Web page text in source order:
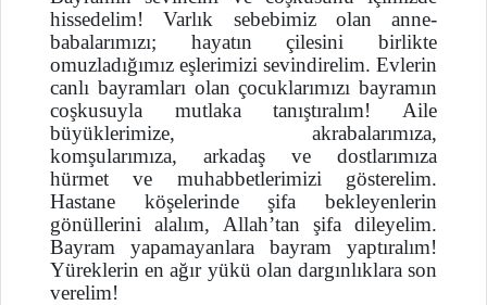
hissedelim! Varlık sebebimiz olan anne-
babalarımızı; hayatın çilesini birlikte
omuzladığımız eşlerimizi sevindirelim. Evlerin
canlı bayramları olan çocuklarımızı bayramın
coşkusuyla mutlaka tanıştıralım! Aile
büyüklerimize, akrabalarımıza,
komşularımıza, arkadaş ve dostlarımıza
hürmet ve muhabbetlerimizi gösterelim.
Hastane köşelerinde şifa bekleyenlerin
gönüllerini alalım, Allah’tan şifa dileyelim.
Bayram yapamayanlara bayram yaptıralım!
Yüreklerin en ağır yükü olan dargınlıklara son
verelim!